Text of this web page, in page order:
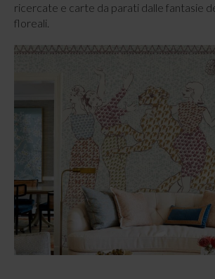
ricercate e carte da parati dalle fantasie
floreali.